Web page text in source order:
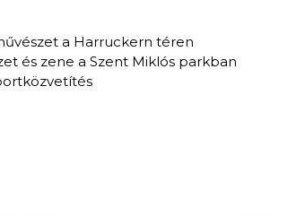
a Harruckern téren
és zene a Szent Miklós parkban